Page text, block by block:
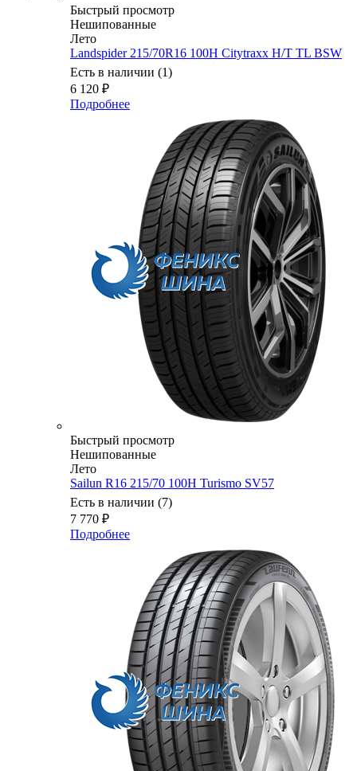
Быстрый просмотр
Нешипованные
Лето
Landspider 215/70R16 100H Citytraxx H/T TL BSW
Есть в наличии (1)
6 120 ₽
Подробнее
Быстрый просмотр
Нешипованные
Лето
Sailun R16 215/70 100H Turismo SV57
Есть в наличии (7)
7 770 ₽
Подробнее